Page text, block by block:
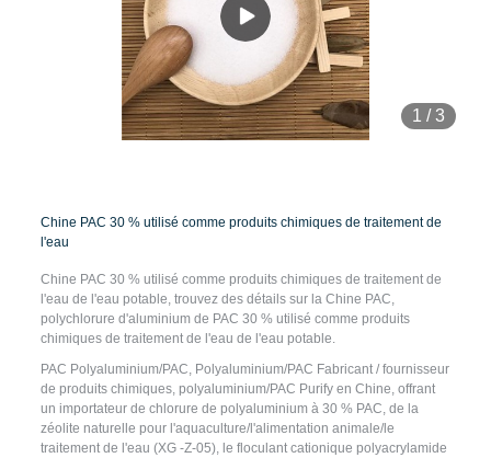
1 /3
Chine PAC 30 % utilisé comme produits chimiques de traitement de
l'eau
Chine PAC 30 % utilisé comme produits chimiques de traitement de
l'eau de l'eau potable, trouvez des détails sur la Chine PAC,
polychlorure d'aluminium de PAC 30 % utilisé comme produits
chimiques de traitement de l'eau de l'eau potable.
PAC Polyaluminium/PAC, Polyaluminium/PAC Fabricant / fournisseur
de produits chimiques, polyaluminium/PAC Purify en Chine, offrant
un importateur de chlorure de polyaluminium à 30 % PAC, de la
zéolite naturelle pour l'aquaculture/l'alimentation animale/le
traitement de l'eau (XG -Z-05), le floculant cationique polyacrylamide